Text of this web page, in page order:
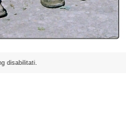
disabilitati.